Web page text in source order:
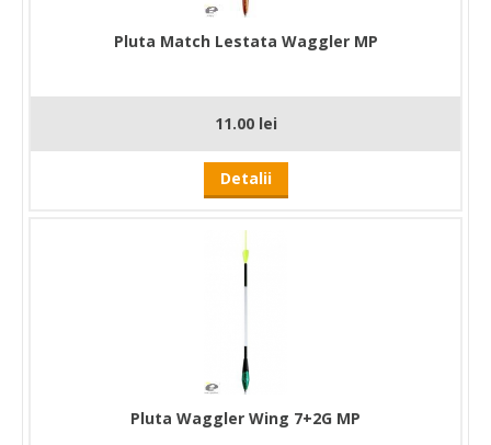
Pluta Match Lestata Waggler MP
11.00 lei
Detalii
Pluta Waggler Wing 7+2G MP